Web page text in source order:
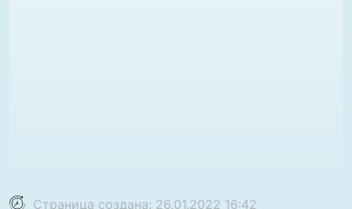
Страница создана: 26.01.2022 16:42